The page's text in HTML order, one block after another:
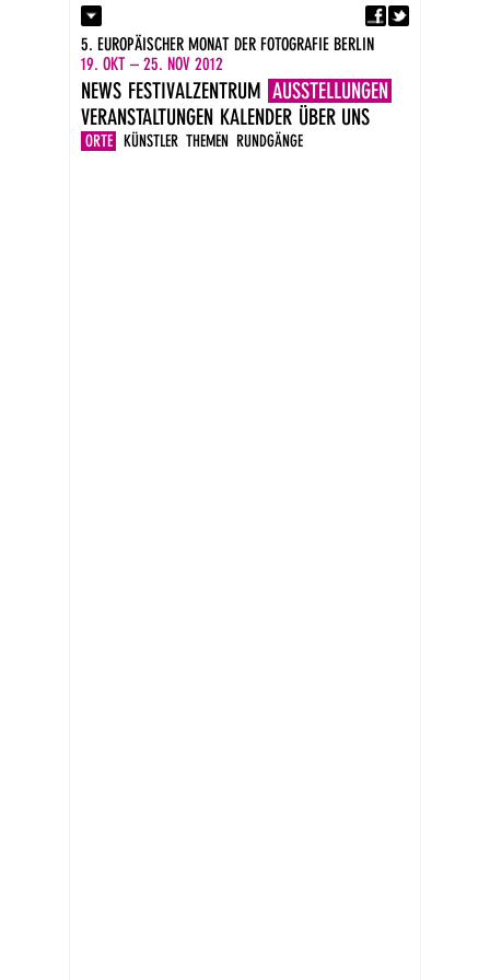
Kontakt
Presse
Newsletter
Impressum
DE
EN
5. EUROPÄISCHER MONAT DER FOTOGRAFIE BERLIN
19. OKT – 25. NOV 2012
NEWS FESTIVALZENTRUM AUSSTELLUNGEN
ORTE KÜNSTLER THEMEN RUNDGÄNGE
VERANSTALTUNGEN KALENDER ÜBER UNS